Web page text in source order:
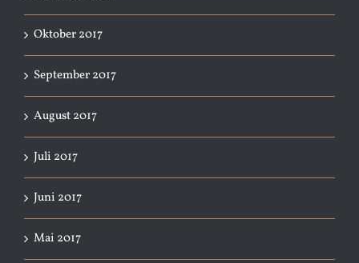
Oktober 2017
September 2017
August 2017
Juli 2017
Juni 2017
Mai 2017